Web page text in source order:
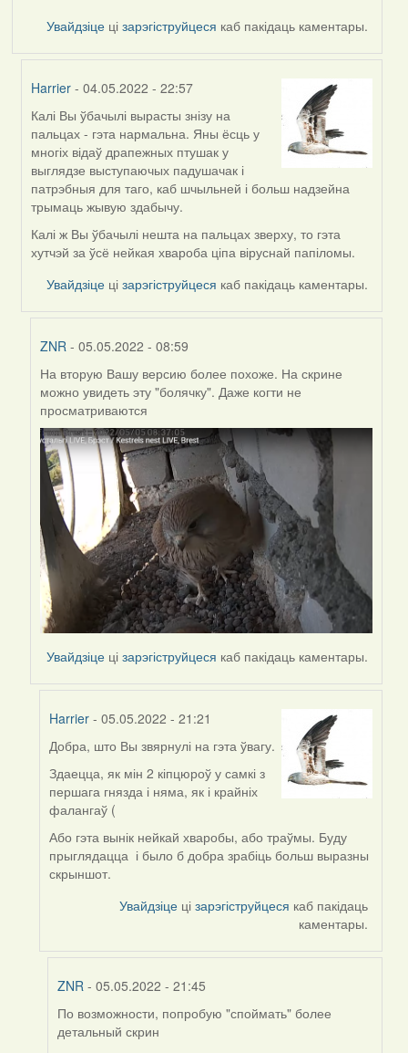
Увайдзіце цізарэгіструйцеся каб пакідаць каментары.
Harrier - 04.05.2022 - 22:57
In
reply
to
by
ZNR
Калі Вы ўбачылі вырасты знізу на
пальцах - гэта нармальна. Яны ёсць у
многіх відаў драпежных птушак у
выглядзе выступаючых падушачак і
патрэбныя для таго, каб шчыльней і больш надзейна
трымаць жывую здабычу.
Калі ж Вы ўбачылі нешта на пальцах зверху, то гэта
хутчэй за ўсё нейкая хвароба ціпа віруснай папіломы.
Увайдзіце цізарэгіструйцеся каб пакідаць каментары.
ZNR - 05.05.2022 - 08:59
In
reply
to
by
Harrier
На вторую Вашу версию более похоже. На скрине
можно увидеть эту "болячку". Даже когти не
просматриваются
Увайдзіце цізарэгіструйцеся каб пакідаць каментары.
Harrier- 05.05.2022 - 21:21
In
reply
to
by
Добра, што Вы звярнулі на гэта ўвагу.
Здаецца, як мін 2 кіпцюроў у самкі з
першага гнязда і няма, як і крайніх
фалангаў (
Або гэта вынік нейкай хваробы, або траўмы. Буду
прыглядацца і было б добра зрабіць больш выразны
скрыншот.
Увайдзіце цізарэгіструйцеся каб пакідаць
каментары.
ZNR - 05.05.2022 - 21:45
In
reply
По возможности, попробую "споймать" более
детальный скрин